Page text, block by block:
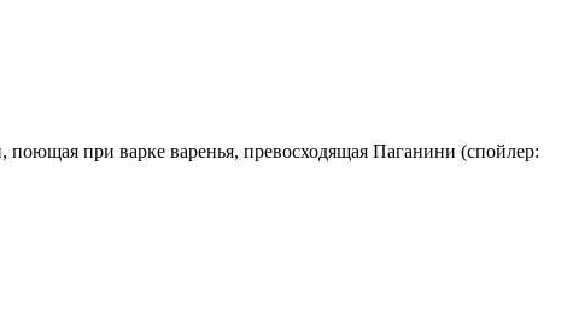
при варке варенья, превосходящая Паганини (спойлер: